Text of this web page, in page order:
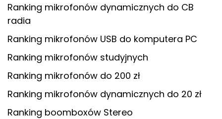
Ranking mikrofonów dynamicznych do CB
radia
Ranking mikrofonów USB do komputera PC
Ranking mikrofonów studyjnych
Ranking mikrofonów do 200 zł
Ranking mikrofonów dynamicznych do 20 zł
Ranking boomboxów Stereo